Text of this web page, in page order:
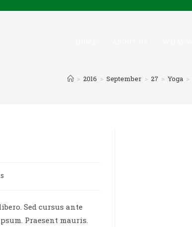
> 2016 > September > 27 > Yoga >
Sed cursus ante
Praesent mauris.